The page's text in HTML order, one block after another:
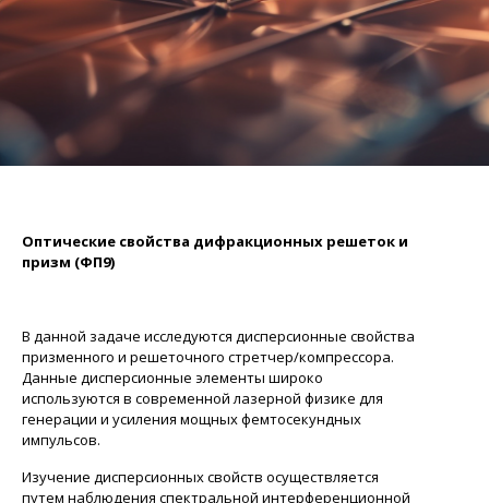
Оптические свойства дифракционных решеток и
призм (ФП9)
В данной задаче исследуются дисперсионные свойства
призменного и решеточного стретчер/компрессора.
Данные дисперсионные элементы широко
используются в современной лазерной физике для
генерации и усиления мощныхфемтосекундных
импульсов.
Изучение дисперсионных свойств осуществляется
путем наблюдения спектральной интерференционной